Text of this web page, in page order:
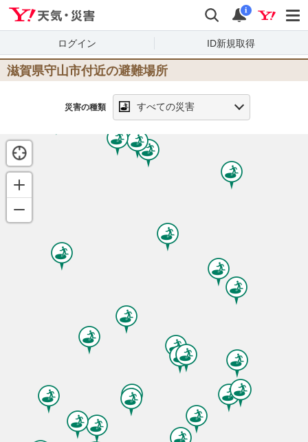
検索 通知
i
ログイン ID新規取得
滋賀県守山市付近の避難場所
災害の種類 すべての災害